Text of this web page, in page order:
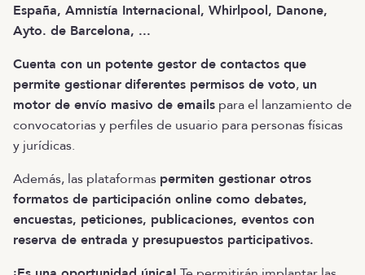
España, Amnistía Internacional, Whirlpool, Danone,
Ayto. de Barcelona, ...
Cuenta con un potente gestor de contactos que
permite gestionardiferentes permisos de voto, un
motor de envío masivo de emails para el lanzamiento de
convocatorias y perfiles de usuario para personas físicas
y jurídicas.
Además, las plataformas permiten gestionar otros
formatos de participación online como debates,
encuestas, peticiones, publicaciones, eventos con
reserva de entrada y presupuestos participativos.